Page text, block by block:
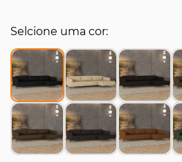
Selcione uma cor